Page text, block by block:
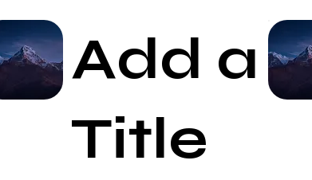
Add a
Title